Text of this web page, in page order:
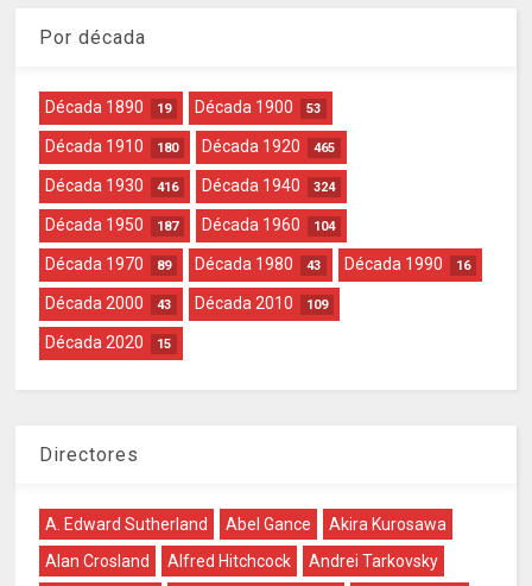
Por década
Década 1890 19 Década 1900 53
Década 1910 180 Década 1920 465
Década 1930 416 Década 1940 324
Década 1950 187 Década 1960 104
Década 1970 89 Década 1980 43 Década 1990 16
Década 2000 43 Década 2010 109
Década 2020 15
Directores
A. Edward Sutherland Abel Gance
Akira Kurosawa
Alan Crosland
Alfred Hitchcock
Andrei Tarkovsky